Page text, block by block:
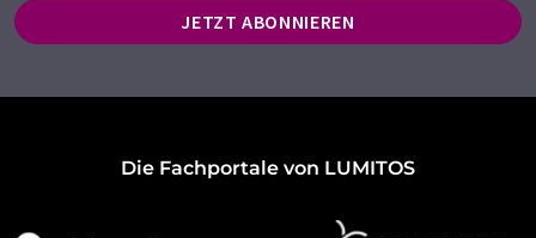
JETZT ABONNIEREN
Die Fachportale von LUMITOS